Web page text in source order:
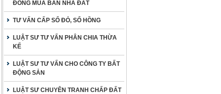
ĐỒNG MUA BÁN NHÀ ĐẤT
TƯ VẤN CẤP SỔ ĐỎ, SỔ HỒNG
LUẬT SƯ TƯ VẤN PHÂN CHIA THỪA
KẾ
LUẬT SƯ TƯ VẤN CHO CÔNG TY BẤT
ĐỘNG SẢN
LUẬT SƯ CHUYÊN TRANH CHẤP ĐẤT